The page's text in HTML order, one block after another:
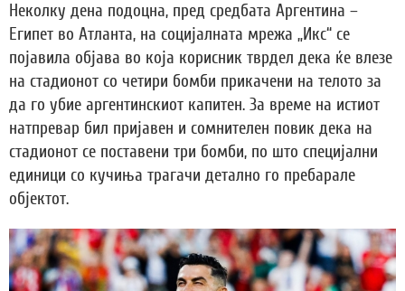
Неколку дена подоцна, пред средбата Аргентина –
Египет во Атланта, на социјалната мрежа „Икс“ се
појавила објава во која корисник тврдел дека ќе влезе
на стадионот со четири бомби прикачени на телото за
да го убие аргентинскиот капитен. За време на истиот
натпревар бил пријавен и сомнителен повик дека на
стадионот се поставени три бомби, по што специјални
единици со кучиња трагачи детално го пребарале
објектот.